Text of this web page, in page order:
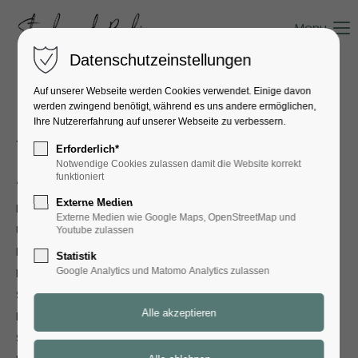
Menu
Datenschutz­erklärung
1. Datenschutz auf einen Blick
Allgemeine Hinweise
Die folgenden Hinweise geben einen einfachen
Überblick darüber, was mit Ihren personenbezogenen
Daten passiert, wenn Sie diese Website besuchen.
Personenbezogene Daten sind alle Daten, mit denen
Sie persönlich identifiziert werden können. Ausführliche
Informationen zum Thema Datenschutz entnehmen
Sie unserer unter diesem Text aufgeführten
Datenschutzeinstellungen
Auf unserer Webseite werden Cookies verwendet. Einige davon
werden zwingend benötigt, während es uns andere ermöglichen,
Ihre Nutzererfahrung auf unserer Webseite zu verbessern.
Erforderlich*
Notwendige Cookies zulassen damit die Website korrekt
funktioniert
Externe Medien
Externe Medien wie Google Maps, OpenStreetMap und
Youtube zulassen
Statistik
Google Analytics und Matomo Analytics zulassen